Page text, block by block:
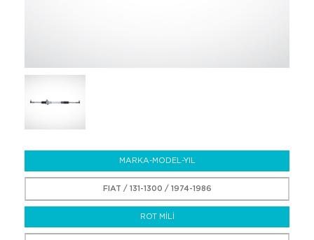
MARKA-MODEL-YIL
FIAT / 131-1300 / 1974-1986
ROT MİLİ